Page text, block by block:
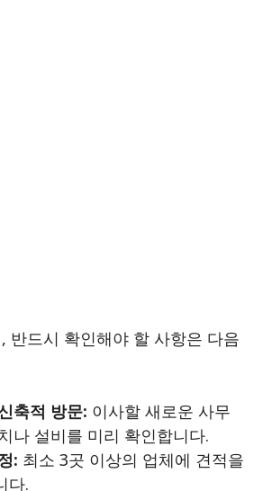
반드시 확인해야 할 사항은 다음
축적 방문: 이사할 새로운 사무
나 설비를 미리 확인합니다.
: 최소 3곳 이상의 업체에 견적을
다.